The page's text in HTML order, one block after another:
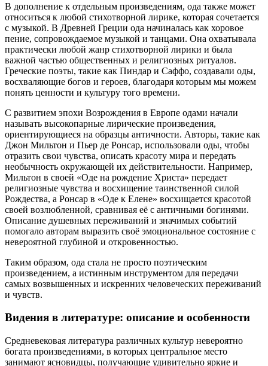
В дополнение к отдельным произведениям, ода также может
относиться к любой стихотворной лирике, которая сочетается
с музыкой. В Древней Греции ода начиналась как хоровое
пение, сопровождаемое музыкой и танцами. Она охватывала
практически любой жанр стихотворной лирики и была
важной частью общественных и религиозных ритуалов.
Греческие поэты, такие как Пиндар и Саффо, создавали оды,
восхваляющие богов и героев, благодаря которым мы можем
понять ценности и культуру того времени.
С развитием эпохи Возрождения в Европе одами начали
называть высокопарные лирические произведения,
ориентирующиеся на образцы античности. Авторы, такие как
Джон Мильтон и Пьер де Ронсар, использовали оды, чтобы
отразить свои чувства, описать красоту мира и передать
необычность окружающей их действительности. Например,
Мильтон в своей «Оде на рождение Христа» передает
религиозные чувства и восхищение таинственной силой
Рождества, а Ронсар в «Оде к Елене» восхищается красотой
своей возлюбленной, сравнивая её с античными богинями.
Описание душевных переживаний и значимых событий
помогало авторам выразить своё эмоциональное состояние с
невероятной глубиной и откровенностью.
Таким образом, ода стала не просто поэтическим
произведением, а истинным инструментом для передачи
самых возвышенных и искренних человеческих переживаний
и чувств.
Видения в литературе: описание и особенности
Средневековая литература различных культур невероятно
богата произведениями, в которых центральное место
занимают ясновидцы, получающие удивительно яркие и